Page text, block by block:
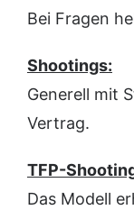
Bei Fragen
Shootings:
Generell mit
Vertrag.
TFP-
Das Modell